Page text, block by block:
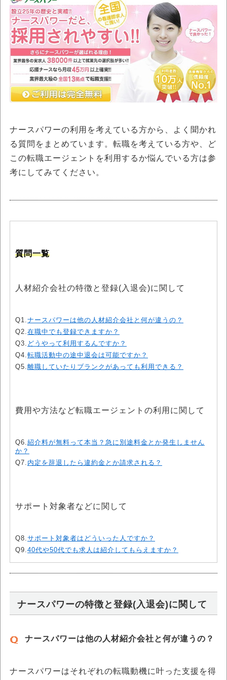
ナースパワーの利用を考えている方から、よく聞かれ
る質問をまとめています。転職を考えている方や、ど
この転職エージェントを利用するか悩んでいる方は参
考にしてみてください。
質問一覧
人材紹介会社の特徴と登録(入退会)に関して
Q1. ナースパワーは他の人材紹介会社と何が違うの？
Q2. 在職中でも登録できますか？
Q3. どうやって利用するんですか？
Q4. 転職活動中の途中退会は可能ですか？
Q5. 離職していたりブランクがあっても利用できる？
費用や方法など転職エージェントの利用に関して
Q6. 紹介料が無料って本当？急に別途料金とか発生しません
か？
Q7. 内定を辞退したら違約金とか請求される？
サポート対象者などに関して
Q8. サポート対象者はどういった人ですか？
Q9. 40代や50代でも求人は紹介してもらえますか？
ナースパワーの特徴と登録(入退会)に関して
ナースパワーは他の人材紹介会社と何が違うの？
ナースパワーはそれぞれの転職動機に叶った支援を得